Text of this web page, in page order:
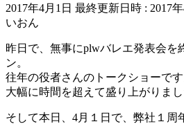
2017年4月1日 最終更新日時 : 2017
いおん
昨日で、無事にplwバレエ発表会を
ン。
往年の役者さんのトークショーです
大幅に時間を超えて盛り上がりまし
そして本日、4月１日で、弊社１周